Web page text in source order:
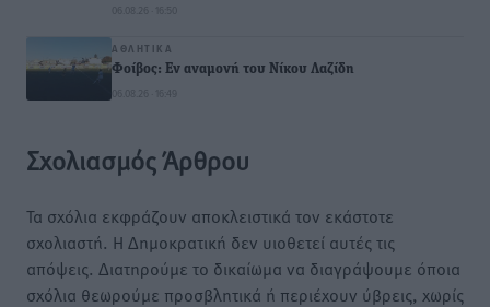
06.08.26 · 16:50
ΑΘΛΗΤΙΚΆ
Φοίβος: Εν αναμονή του Νίκου Λαζίδη
06.08.26 · 16:49
Σχολιασμός Άρθρου
Τα σχόλια εκφράζουν αποκλειστικά τον εκάστοτε
σχολιαστή. Η Δημοκρατική δεν υιοθετεί αυτές τις
απόψεις. Διατηρούμε το δικαίωμα να διαγράψουμε όποια
σχόλια θεωρούμε προσβλητικά ή περιέχουν ύβρεις, χωρίς